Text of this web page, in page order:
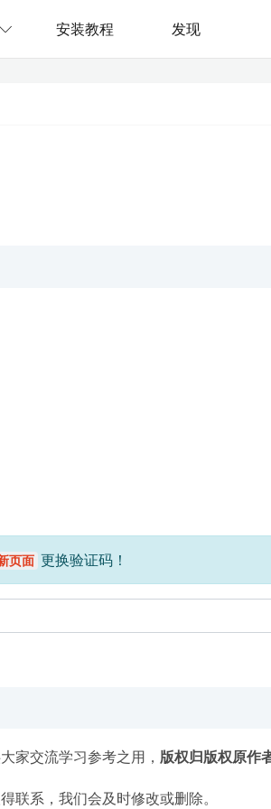
安装教程 发现
页面 更换验证码！
家交流学习参考之用， 版权归版权原作
联系，我们会及时修改或删除。